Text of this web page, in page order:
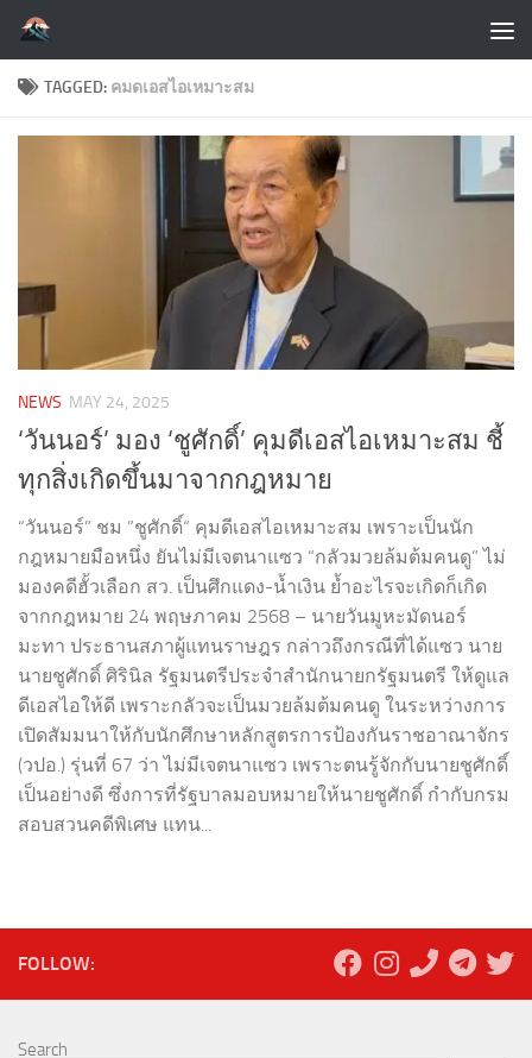
Skip to content
TAGGED: คมดเอสไอเหมาะสม
NEWS MAY 24, 2025
‘วันนอร์’ มอง ‘ชูศักดิ์’ คุมดีเอสไอเหมาะสม ชี้
ทุกสิ่งเกิดขึ้นมาจากกฎหมาย
“วันนอร์” ชม ”ชูศักดิ์“ คุมดีเอสไอเหมาะสม เพราะเป็นนัก
กฎหมายมือหนึ่ง ยันไม่มีเจตนาแซว “กลัวมวยล้มต้มคนดู” ไม่
มองคดีฮั้วเลือก สว. เป็นศึกแดง-น้ำเงิน ย้ำอะไรจะเกิดก็เกิด
จากกฎหมาย 24 พฤษภาคม 2568 – นายวันมูหะมัดนอร์
มะทา ประธานสภาผู้แทนราษฎร กล่าวถึงกรณีที่ได้แซว นาย
นายชูศักดิ์ ศิรินิล รัฐมนตรีประจำสำนักนายกรัฐมนตรี ให้ดูแล
ดีเอสไอให้ดี เพราะกลัวจะเป็นมวยล้มต้มคนดู ในระหว่างการ
เปิดสัมมนาให้กับนักศึกษาหลักสูตรการป้องกันราชอาณาจักร
(วปอ.) รุ่นที่ 67 ว่า ไม่มีเจตนาแซว เพราะตนรู้จักกับนายชูศักดิ์
เป็นอย่างดี ซึ่งการที่รัฐบาลมอบหมายให้นายชูศักดิ์ กำกับกรม
สอบสวนคดีพิเศษ แทน...
FOLLOW:
Search